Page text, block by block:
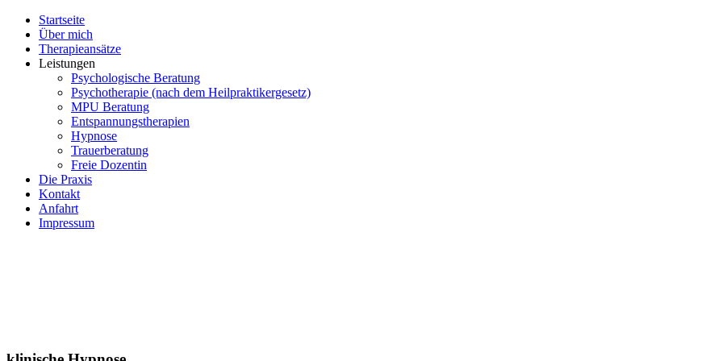
Startseite
Über mich
Therapieansätze
Leistungen
Psychologische Beratung
Psychotherapie (nach dem Heilpraktikergesetz)
MPU Beratung
Entspannungstherapien
Hypnose
Trauerberatung
Freie Dozentin
Die Praxis
Kontakt
Anfahrt
Impressum